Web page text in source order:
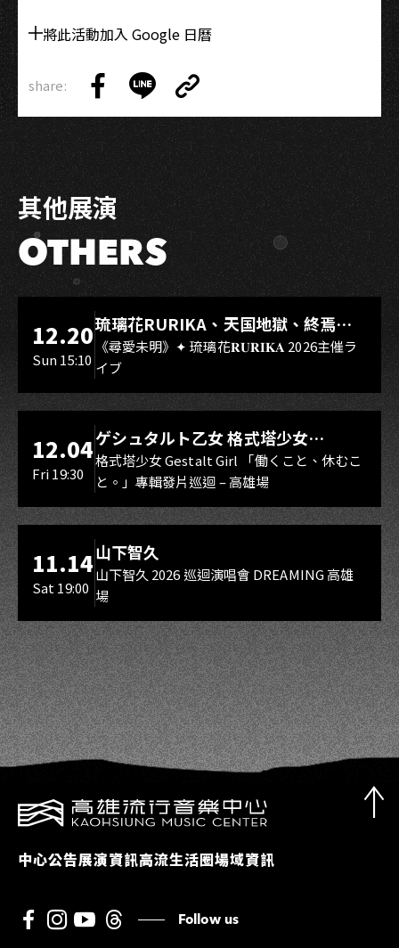
大
正
啟
動！
將此活動加入 Google 日曆
share:
on
Facebook
on
LINE
Link
Copy
Link
其他展演
OTHERS
LIVE WAREHOUSE 小庫
12.20
Sun 15:10
琉璃花RURIKA、天国地獄、終焉
Rebirth、DUALIA、無我夢中、花奏
スマイル（O.A.）
《尋愛未明》✦ 琉璃花𝐑𝐔𝐑𝐈𝐊𝐀 2026主催ラ
イブ
LIVE WAREHOUSE 小庫
12.04
Fri 19:30
ゲシュタルト乙女 格式塔少女
Gestalt Girl
格式塔少女 Gestalt Girl 「働くこと、休むこ
と。」專輯發片巡迴 – 高雄場
11.14
Sat 19:00
山下智久
山下智久 2026 巡迴演唱會 DREAMING 高雄
場
中心公告展演資訊高流生活圈場域資訊
Follow us